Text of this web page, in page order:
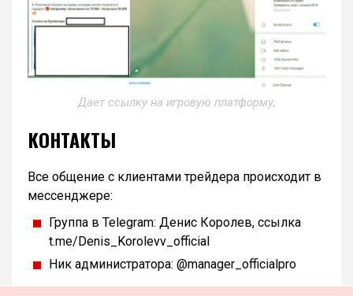
Дает ссылку на игровую платформу,
КОНТАКТЫ
Все общение с клиентами трейдера происходит в
мессенджере:
Группа в Telegram: Денис Королев, ссылка
t.me/Denis_Korolevv_official
Ник администратора: @manager_officialpro